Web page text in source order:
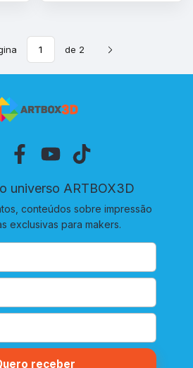
de 2
universo ARTBOX3D
conteúdos sobre impressão
exclusivas para makers.